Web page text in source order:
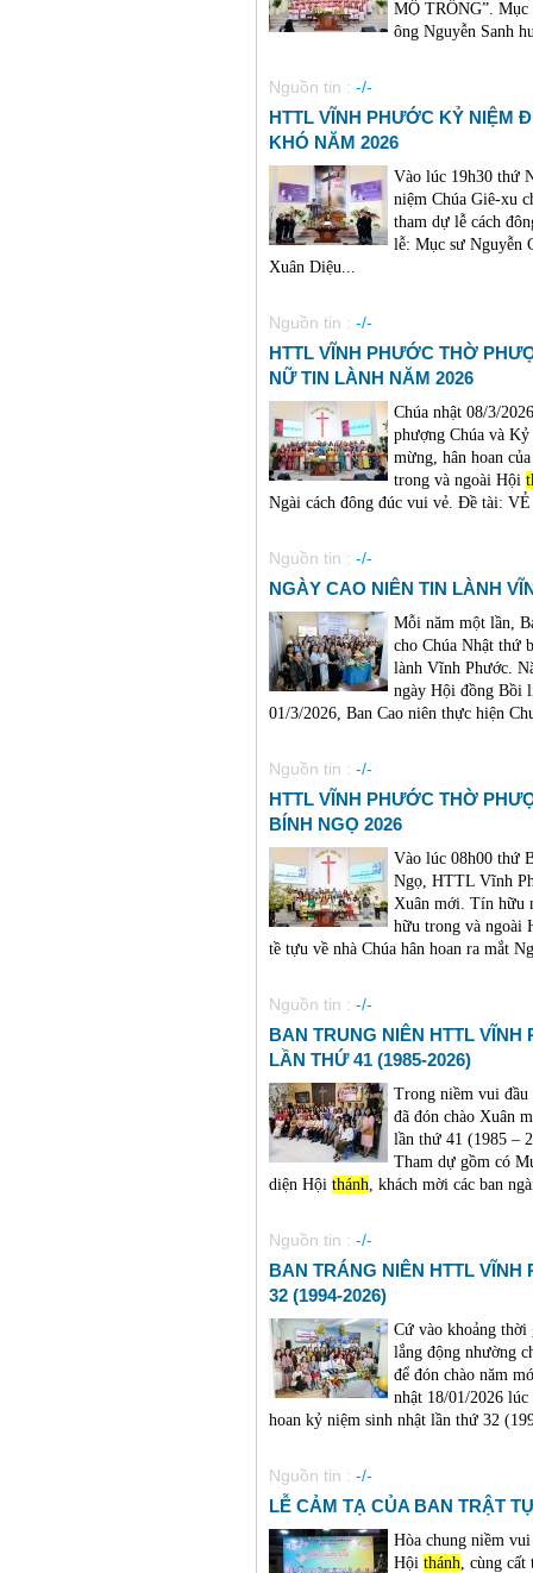
MỘ TRỐNG”. Mục
ông Nguyễn Sanh
Nguồn tin : -/-
HTTL VĨNH PHƯỚC KỶ NIỆM
KHÓ NĂM 2026
Vào lúc 19h30 thứ
niệm Chúa Giê-xu
tham dự lễ cách
lễ: Mục sư Nguyễn
Xuân Diệu...
Nguồn tin : -/-
HTTL VĨNH PHƯỚC THỜ
NỮ TIN LÀNH NĂM 2026
Chúa nhật 08/3/
phượng Chúa và
mừng, hân hoan
trong và ngoài Hội
Ngài cách đông đúc vui vẻ. Đề tài:
Nguồn tin : -/-
NGÀY CAO NIÊN TIN LÀNH
Mỗi năm một lần,
cho Chúa Nhật thứ
lành Vĩnh Phước.
ngày Hội đồng Bồi
01/3/2026, Ban Cao niên thực hiện
Nguồn tin : -/-
HTTL VĨNH PHƯỚC THỜ
BÍNH NGỌ 2026
Vào lúc 08h00 thứ
Ngọ, HTTL Vĩnh
Xuân mới. Tín hữu
hữu trong và ngoài
tề tựu về nhà Chúa hân hoan ra mắt
Nguồn tin : -/-
BAN TRUNG NIÊN HTTL
LẦN THỨ 41 (1985-2026)
Trong niềm vui
đã đón chào Xuân
lần thứ 41 (1985 –
Tham dự gồm có
diện Hội thánh, khách mời các ban
Nguồn tin : -/-
BAN TRÁNG NIÊN HTTL
32 (1994-2026)
Cứ vào khoảng thời
lắng động nhường
để đón chào năm
nhật 18/01/2026
hoan kỷ niệm sinh nhật lần thứ 32
Nguồn tin : -/-
LỄ CẢM TẠ CỦA BAN TRẬT
Hòa chung niềm
Hội thánh, cùng cất